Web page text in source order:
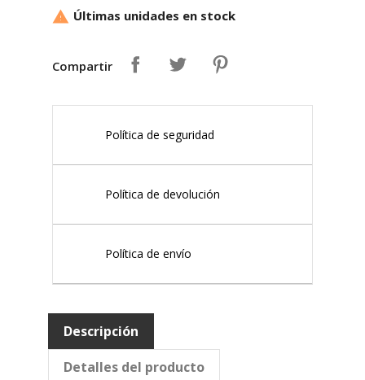
 Últimas unidades en stock
Compartir
Política de seguridad
Política de devolución
Política de envío
Descripción
Detalles del producto